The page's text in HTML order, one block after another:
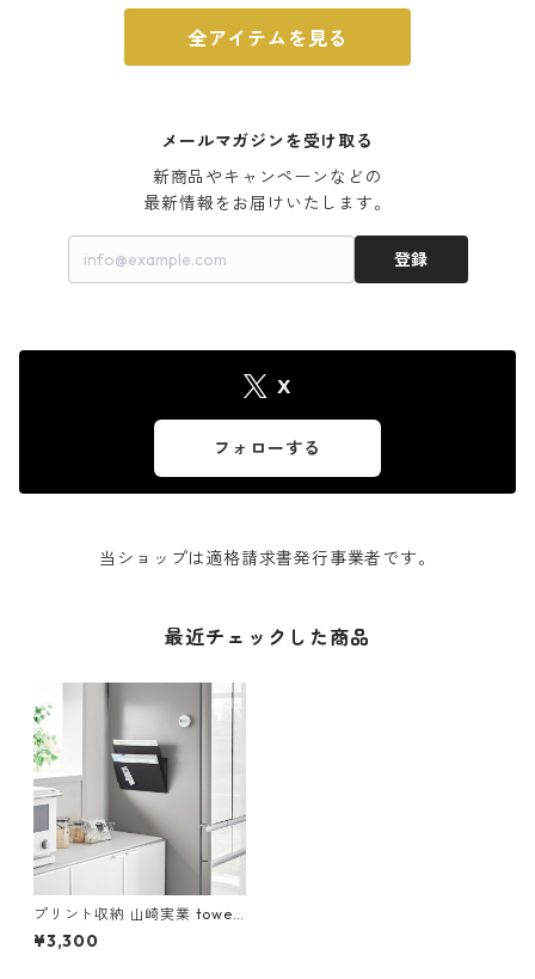
全アイテムを見る
メールマガジンを受け取る
新商品やキャンペーンなどの
最新情報をお届けいたします。
登録
X
フォローする
当ショップは適格請求書発行事業者です。
最近チェックした商品
プリント収納 山崎実業 tower
タワー マグネット縦横連結プ
リント収納ラック 2個組 1342
¥3,300